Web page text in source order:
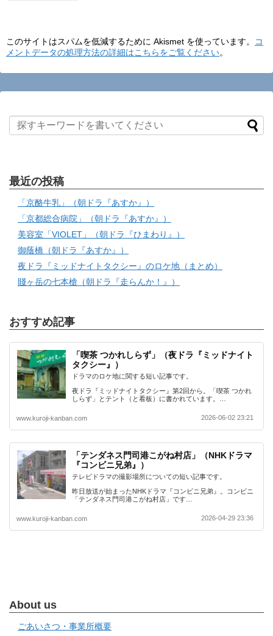
このサイトはスパムを低減するために Akismet を使っています。
コ
メントデータの処理方法の詳細はこちらをご覧ください。
最近の投稿
「京酪牛乳」（朝ドラ『あすか』）
「京都総合病院」（朝ドラ『あすか』）
美容室「VIOLET」（朝ドラ『ひまわり』）
御蔭橋（朝ドラ『あすか』）
夜ドラ『ミッドナイトタクシー』のロケ地（まとめ）
賤ヶ岳の七本槍（朝ドラ『走らんか！』）
おすすめ記事
「喫茶 つかれしらず」（夜ドラ『ミッドナイト
タクシー』）
ドラマのロケ地に関する短い記事です。
夜ドラ『ミッドナイトタクシー』第2回から。「喫茶 つかれ
しらず」とテント（と看板）に書かれています。…
www.kuroji-kanban.com 2026-06-02 23:21
「テンダネス門司港こがね村店」（NHKドラマ
『コンビニ兄弟』）
テレビドラマの撮影場所についての短い記事です。
昨日放送が始まったNHKドラマ『コンビニ兄弟』。コンビニ
「テンダネス門司港こがね村店」です…
www.kuroji-kanban.com 2026-04-29 23:36
About us
ごあいさつ・事業所概要